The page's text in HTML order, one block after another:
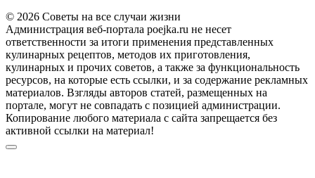
© 2026 Советы на все случаи жизни
Администрация веб-портала poejka.ru не несет
ответственности за итоги применения представленных
кулинарных рецептов, методов их приготовления,
кулинарных и прочих советов, а также за функциональность
ресурсов, на которые есть ссылки, и за содержание рекламных
материалов. Взгляды авторов статей, размещенных на
портале, могут не совпадать с позицией администрации.
Копирование любого материала с сайта запрещается без
активной ссылки на материал!